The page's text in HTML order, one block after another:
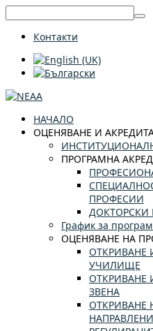
Контакти
НАЧАЛО
ОЦЕНЯВАНЕ И
ПРОГРАМНА
ПРОФЕСИИ
ДОКТОРСКИ
График за
ОЦЕНЯВАНЕ НА
ОТКРИВАНЕ
УЧИЛИЩЕ
ОТКРИВАНЕ
ЗВЕНА
ОТКРИВАНЕ